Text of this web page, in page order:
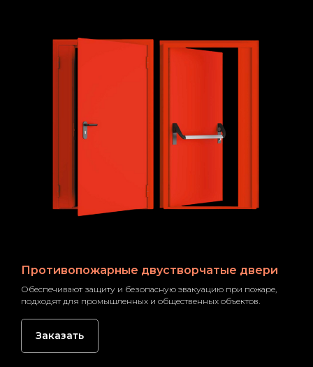
Противопожарные двустворчатые двери
Обеспечивают защиту и безопасную эвакуацию при пожаре,
подходят для промышленных и общественных объектов.
Заказать